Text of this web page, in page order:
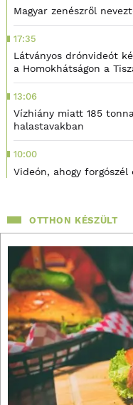
Magyar zenészről
17:35
Látványos drónvideót
a Homokhátságon a
13:06
Vízhiány miatt 185
halastavakban
10:00
Videón, ahogy forgószél
OTTHON KÉSZÜLT